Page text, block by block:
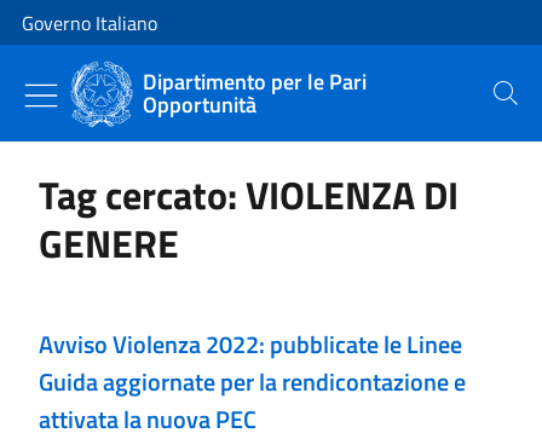
Vai al contenuto
Vai alla navigazione del sito
Governo Italiano
Dipartimento per le Pari
Opportunità Cerca
Tag cercato: VIOLENZA DI
GENERE
Avviso Violenza 2022: pubblicate le Linee
Guida aggiornate per la rendicontazione e
attivata la nuova PEC